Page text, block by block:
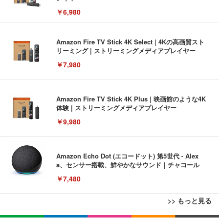
￥6,980
Amazon Fire TV Stick 4K Select | 4Kの高画質スト
リーミング | ストリーミングメディアプレイヤー
￥7,980
Amazon Fire TV Stick 4K Plus | 映画館のような4K
体験 | ストリーミングメディアプレイヤー
￥9,980
Amazon Echo Dot (エコードット) 第5世代 - Alex
a、センサー搭載、鮮やかなサウンド｜チャコール
￥7,480
>> もっと見る